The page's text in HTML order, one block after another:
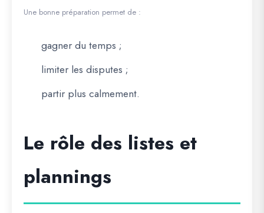
Une bonne préparation permet de :
gagner du temps ;
limiter les disputes ;
partir plus calmement.
Le rôle des listes et
plannings